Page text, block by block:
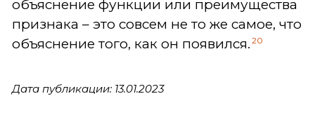
объяснение функции или преимущества
признака – это совсем не то же самое, что
объяснение того, как он появился. 20
Дата публикации: 13.01.2023